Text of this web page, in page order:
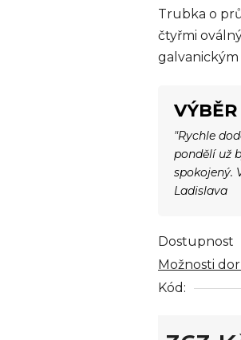
je
0,0
z
hvězdiček.
Trubka o
čtyřmi
"Rychle
pondělí už
spokojený.
Ladislava
Dostupnost
Možnosti
Kód: